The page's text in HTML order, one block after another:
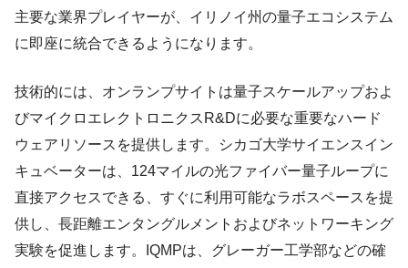
主要な業界プレイヤーが、イリノイ州の量子エコシステム
に即座に統合できるようになります。
技術的には、オンランプサイトは量子スケールアップおよ
びマイクロエレクトロニクスR&Dに必要な重要なハード
ウェアリソースを提供します。シカゴ大学サイエンスイン
キュベーターは、124マイルの光ファイバー量子ループに
直接アクセスできる、すぐに利用可能なラボスペースを提
供し、長距離エンタングルメントおよびネットワーキング
実験を促進します。IQMPは、グレーガー工学部などの確